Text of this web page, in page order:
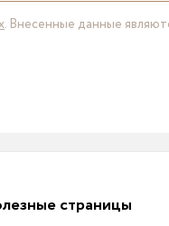
. Внесенные данные
страницы